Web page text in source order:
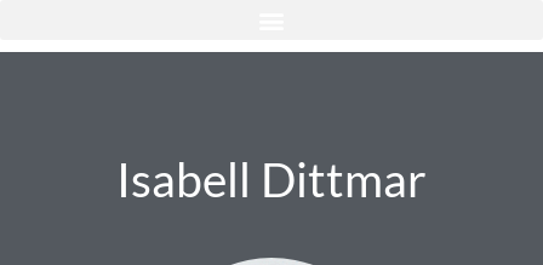
Isabell Dittmar